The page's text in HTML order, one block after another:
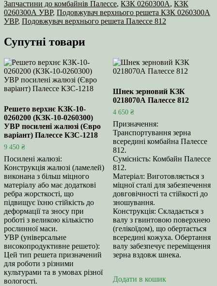
Запчастини до комбайнів Палессе, КЗК 0260300А, КЗК
0260300А УВР, Подовжувач верхнього решета КЗК 0260300А
УВР, Подовжувач верхнього решета Палессе 812
Супутні товари
Решето верхнє КЗК-10-
0260200 (КЗК-10-0260300)
УВР посилені жалюзі (Євро
варіант) Палессе КЗС-1218
9 450 ₴
Посилені жалюзі:
Конструкція жалюзі (ламелей)
виконана з більш міцного
матеріалу або має додаткові
ребра жорсткості, що
підвищує їхню стійкість до
деформації та зносу при
роботі з великою кількістю
рослинної маси.
УВР (універсальне
високопродуктивне решето):
Цей тип решета призначений
для роботи з різними
культурами та в умовах різної
вологості.
Шнек зерновий КЗК
0218070А Палессе 812
4 650 ₴
Призначення:
Транспортування зерна
всередині комбайна Палессе
812.
Сумісність: Комбайн Палессе
812.
Матеріал: Виготовляється з
міцної сталі для забезпечення
довговічності та стійкості до
зношування.
Конструкція: Складається з
валу з гвинтовою поверхнею
(гелікоїдом), що обертається
всередині кожуха. Обертання
валу забезпечує переміщення
зерна вздовж шнека.
Додати в кошик